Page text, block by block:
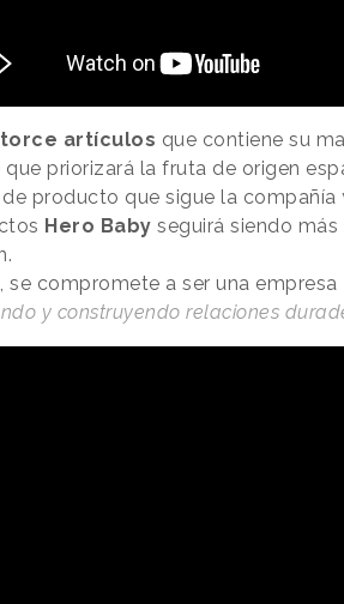
artículos que contiene su
que priorizará la fruta de origen
producto que sigue la
Hero Baby seguirá siendo
se compromete a ser una empresa
y construyendo relaciones